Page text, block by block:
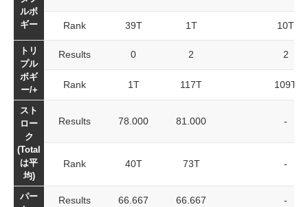
ルボ
ギー
Rank 39T 1T 10T
トリ
プル
ボギ
ー/+
Results 0 2 2
Rank 1T 117T 109T
スト
ロー
ク
(Total
は平
均)
Results 78.000 81.000 -
Rank 40T 73T -
パー
Results 66.667 66.667 -